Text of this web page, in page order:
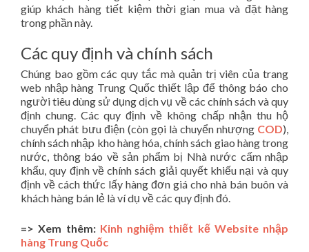
giúp khách hàng tiết kiệm thời gian mua và đặt hàng
trong phần này.
Các quy định và chính sách
Chúng bao gồm các quy tắc mà quản trị viên của trang
web nhập hàng Trung Quốc thiết lập để thông báo cho
người tiêu dùng sử dụng dịch vụ về các chính sách và quy
định chung. Các quy định về không chấp nhận thu hộ
chuyển phát bưu điện (còn gọi là chuyển nhượng COD),
chính sách nhập kho hàng hóa, chính sách giao hàng trong
nước, thông báo về sản phẩm bị Nhà nước cấm nhập
khẩu, quy định về chính sách giải quyết khiếu nại và quy
định về cách thức lấy hàng đơn giá cho nhà bán buôn và
khách hàng bán lẻ là ví dụ về các quy định đó.
=> Xem thêm: Kinh nghiệm thiết kế Website nhập
hàng Trung Quốc